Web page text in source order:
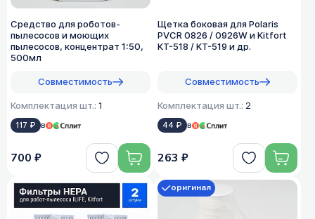
Средство для роботов-
пылесосов и моющих
пылесосов, концентрат 1:50,
500мл
Совместимость
Комплектация шт.: 1
117 ₽ в
700 ₽
Щетка боковая для Polaris
PVCR 0826 / 0926W и Kitfort
KT-518 / KT-519 и др.
Совместимость
Комплектация шт.: 2
44 ₽ в
263 ₽
оригинал